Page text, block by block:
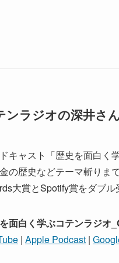
ンラジオの深井さ
キャスト「歴史を面白く
の歴史などテーマ斬りま
大賞とSpotify賞をダブル
面白く学ぶコテンラジオ
| Apple Podcast |